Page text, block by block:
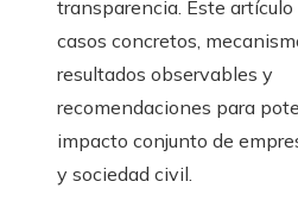
transparencia. Este
casos concretos,
resultados observables y
recomendaciones para
impacto conjunto de
y sociedad civil.